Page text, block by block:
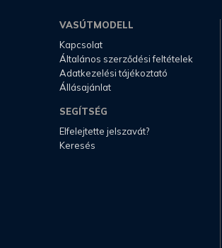
VASÚTMODELL
Kapcsolat
Általános szerződési feltételek
Adatkezelési tájékoztató
Állásajánlat
SEGÍTSÉG
Elfelejtette jelszavát?
Keresés